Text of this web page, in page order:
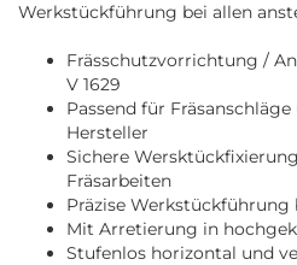
Werkstückführung bei allen
Frässchutzvorrichtung /
V 1629
Passend für
Hersteller
Sichere
Fräsarbeiten
Präzise Werkstückführung
Mit Arretierung in
Stufenlos horizontal und